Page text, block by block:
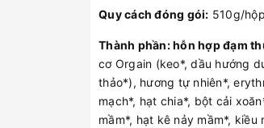
Quy cách đóng gói: 510g/hộp
Thành phần: hỗn hợp đạm
cơ Orgain (keo*, dầu hướng
thảo*), hương tự nhiên*,
mạch*, hạt chia*, bột cải
mầm*, hạt kê nảy mầm*,